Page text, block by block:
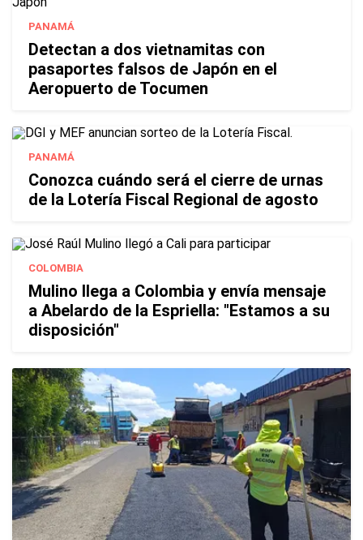
PANAMÁ
Detectan a dos vietnamitas con
pasaportes falsos de Japón en el
Aeropuerto de Tocumen
PANAMÁ
Conozca cuándo será el cierre de urnas
de la Lotería Fiscal Regional de agosto
COLOMBIA
Mulino llega a Colombia y envía mensaje
a Abelardo de la Espriella: "Estamos a su
disposición"